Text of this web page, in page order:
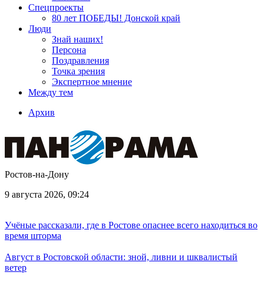
Спецпроекты
80 лет ПОБЕДЫ! Донской край
Люди
Знай наших!
Персона
Поздравления
Точка зрения
Экспертное мнение
Между тем
Архив
Ростов-на-Дону
9 августа 2026, 09:24
Учёные рассказали, где в Ростове опаснее всего находиться во
время шторма
Август в Ростовской области: зной, ливни и шквалистый
ветер